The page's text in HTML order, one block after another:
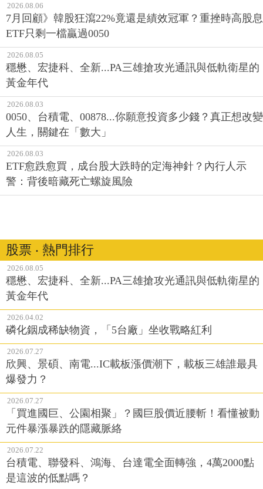
2026.08.06
7月回顧》韓股狂瀉22%竟還是績效冠軍？重挫時高股息
ETF只剩一檔贏過0050
2026.08.05
穩懋、宏捷科、全新...PA三雄搶攻光通訊與低軌衛星的
黃金年代
2026.08.03
0050、台積電、00878...你願意投資多少錢？真正想改變
人生，關鍵在「數大」
2026.08.03
ETF愈跌愈買，成台股大跌時的定海神針？內行人示
警：背後暗藏死亡螺旋風險
股票 ‧ 熱門排行
2026.08.05
穩懋、宏捷科、全新...PA三雄搶攻光通訊與低軌衛星的
黃金年代
2026.04.02
磷化銦成稀缺物資，「5台廠」坐收戰略紅利
2026.07.27
欣興、景碩、南電...IC載板漲價潮下，載板三雄誰最具
爆發力？
2026.07.27
「買進國巨、公園相聚」？國巨股價近腰斬！看懂被動
元件暴漲暴跌的隱藏脈絡
2026.07.22
台積電、聯發科、鴻海、台達電全面轉強，4萬2000點
是這波的低點嗎？